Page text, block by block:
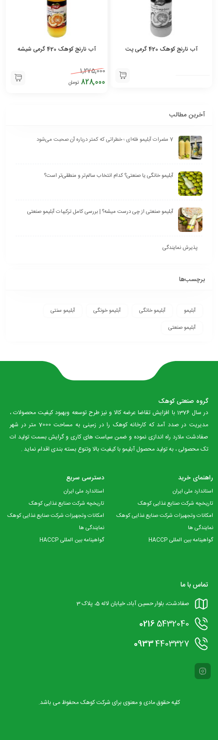
آب نارنج کوهک 420 گرمی پت آب نارنج کوهک 420 گرمی شیشه
1,275,000
828,000 تومان
آخرین مطالب
7 مضرات آبلیمو فله‌ای ؛ خطراتی که کمتر درباره آن صحبت می‌شود
آبلیمو خانگی یا صنعتی؟ کدام انتخاب سالم‌تر و منطقی‌تر است؟
آبلیمو صنعتی از چی درست میشه؟ | بررسی کامل ترکیبات آبلیمو صنعتی
پذیرش نمایندگی
برچسب‌ها
آبلیمو آبلیمو خانگی آبلیمو خونگی
آبلیمو سنتی
آبلیمو صنعتی
گروه صنعتی کوهک
در سال 1376 با افزایش تقاضا عرضه کالا و نیز طرح توسعه وبهبود کیفیت محصولات ،
مدیریت در صدد آمد که کارخانه کوهک را در زمینی به مساحت 7000 متر در شهر
صفادشت ملارد راه اندازی نموده و ضمن سیاست های کاری و گرایش بسمت تولید ات
تک محصولی ، به تولید محصول آبلیمو با کیفیت بالا وتنوع بسته بندی اقدام نماید .
راهنمای خرید
استاندارد ملی ایران
تاریخچه شرکت صنایع غذایی کوهک
امکانات وتجهیزات شرکت صنایع غذایی کوهک
نمایندگی ها
گواهینامه بین المللی HACCP
دسترسی سریع
استاندارد ملی ایران
تاریخچه شرکت صنایع غذایی کوهک
امکانات وتجهیزات شرکت صنایع غذایی کوهک
نمایندگی ها
گواهینامه بین المللی HACCP
تماس با ما
صفادشت، بلوار حسین آباد، خیابان لاله 5، پلاک 3
02165432040
09334403327
کلیه حقوق مادی و معنوی برای شرکت کوهک محفوظ می باشد.